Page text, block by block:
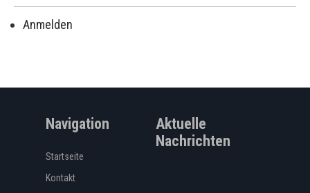
Anmelden
Navigation
Startseite
Kontakt
Aktuelle
Nachrichten